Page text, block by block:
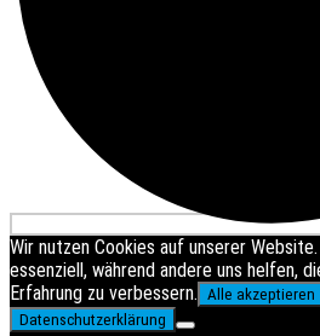
Wir nutzen Cookies auf unserer
essenziell, während andere uns helfen,
Erfahrung zu verbessern. Alle akzeptieren
Datenschutzerklärung